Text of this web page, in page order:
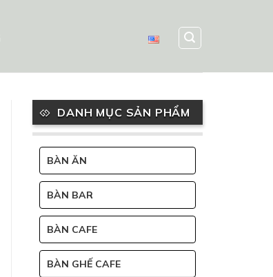
DANH MỤC SẢN PHẨM
BÀN ĂN
BÀN BAR
BÀN CAFE
BÀN GHẾ CAFE